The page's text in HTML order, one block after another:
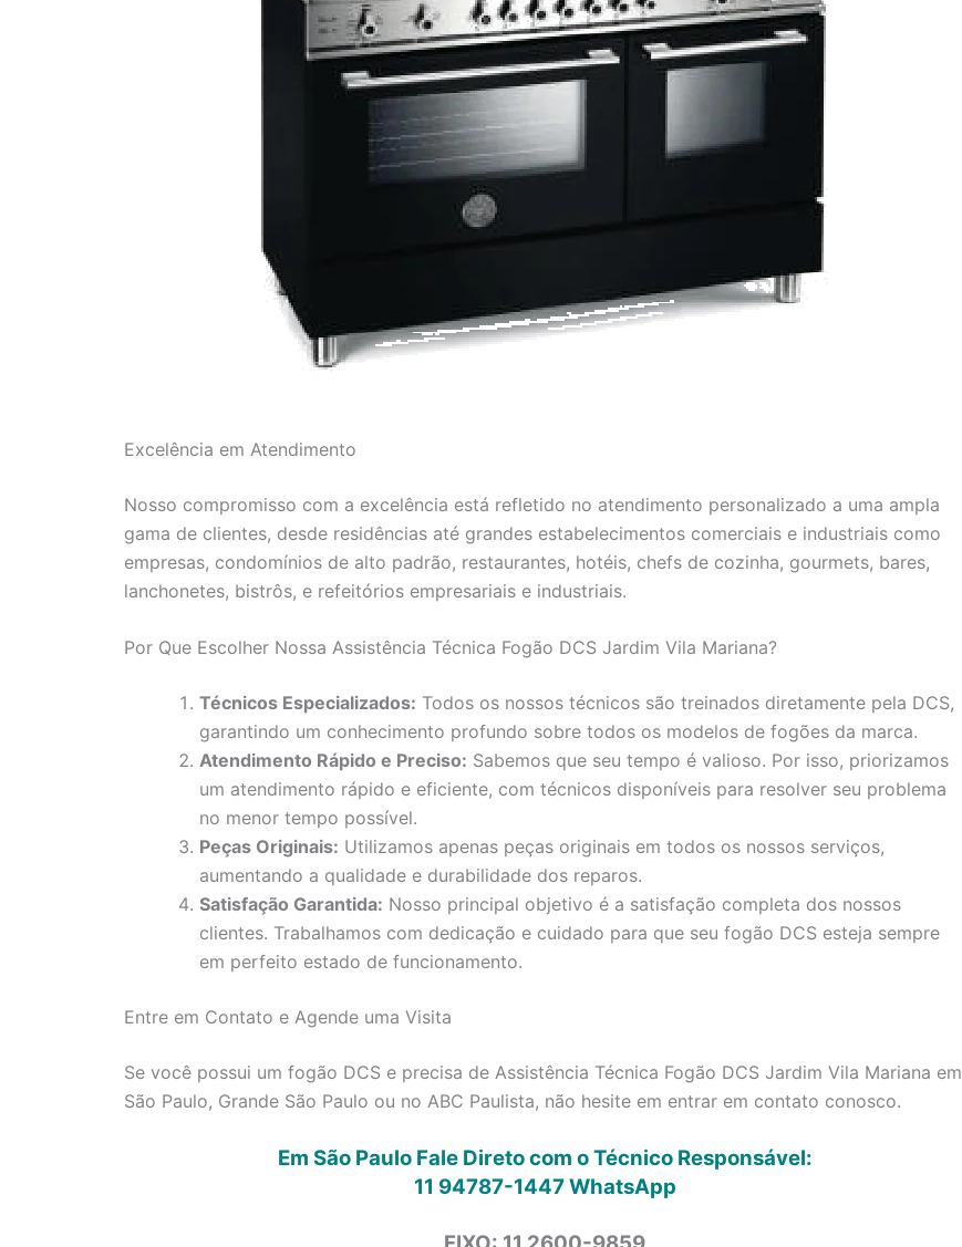
Excelência em Atendimento
Nosso compromisso com a excelência está refletido no atendimento personalizado a uma ampla
gama de clientes, desde residências até grandes estabelecimentos comerciais e industriais como
empresas, condomínios de alto padrão, restaurantes, hotéis, chefs de cozinha, gourmets, bares,
lanchonetes, bistrôs, e refeitórios empresariais e industriais.
Por Que Escolher Nossa Assistência Técnica Fogão DCS Jardim Vila Mariana?
Técnicos Especializados: Todos os nossos técnicos são treinados diretamente pela DCS,
garantindo um conhecimento profundo sobre todos os modelos de fogões da marca.
Atendimento Rápido e Preciso: Sabemos que seu tempo é valioso. Por isso, priorizamos
um atendimento rápido e eficiente, com técnicos disponíveis para resolver seu problema
no menor tempo possível.
Peças Originais: Utilizamos apenas peças originais em todos os nossos serviços,
aumentando a qualidade e durabilidade dos reparos.
Satisfação Garantida: Nosso principal objetivo é a satisfação completa dos nossos
clientes. Trabalhamos com dedicação e cuidado para que seu fogão DCS esteja sempre
em perfeito estado de funcionamento.
Entre em Contato e Agende uma Visita
Se você possui um fogão DCS e precisa de Assistência Técnica Fogão DCS Jardim Vila Mariana em
São Paulo, Grande São Paulo ou no ABC Paulista, não hesite em entrar em contato conosco.
Em São Paulo Fale Direto com o Técnico Responsável:
11 94787-1447WhatsApp